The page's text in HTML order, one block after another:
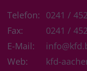
Telefon: 0241 /
Fax:
0241 /
E-Mail:
Web:
kfd-